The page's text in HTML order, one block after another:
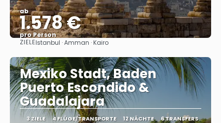
ab
1.578 €
pro Person
Sehen
ZIELEIstanbul · Amman · Kairo
Mexiko Stadt, Baden
Puerto Escondido &
Guadalajara
3 ZIELE 4 FLÜGE/TRANSPORTE 12 NÄCHTE 6 TRANSFERS